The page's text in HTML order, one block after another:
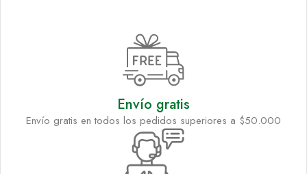
Envío gratis
Envío gratis en todos los pedidos superiores a $50.000